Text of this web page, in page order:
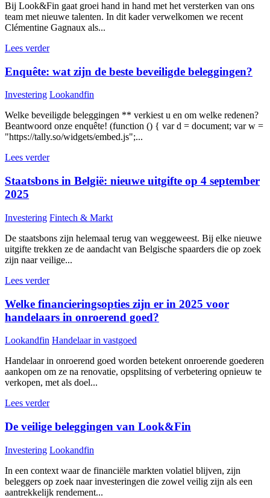
Bij Look&Fin gaat groei hand in hand met het versterken van ons
team met nieuwe talenten. In dit kader verwelkomen we recent
Clémentine Gagnaux als...
Lees verder
Enquête: wat zijn de beste beveiligde beleggingen?
Investering Lookandfin
Welke beveiligde beleggingen ** verkiest u en om welke redenen?
Beantwoord onze enquête! (function () { var d = document; var w =
"https://tally.so/widgets/embed.js";...
Lees verder
Staatsbons in België: nieuwe uitgifte op 4 september
2025
Investering Fintech & Markt
De staatsbons zijn helemaal terug van weggeweest. Bij elke nieuwe
uitgifte trekken ze de aandacht van Belgische spaarders die op zoek
zijn naar veilige...
Lees verder
Welke financieringsopties zijn er in 2025 voor
handelaars in onroerend goed?
Lookandfin Handelaar in vastgoed
Handelaar in onroerend goed worden betekent onroerende goederen
aankopen om ze na renovatie, opsplitsing of verbetering opnieuw te
verkopen, met als doel...
Lees verder
De veilige beleggingen van Look&Fin
Investering Lookandfin
In een context waar de financiële markten volatiel blijven, zijn
beleggers op zoek naar investeringen die zowel veilig zijn als een
aantrekkelijk rendement...